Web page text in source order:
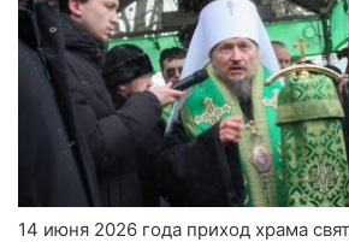
14 июня 2026 года приход храма